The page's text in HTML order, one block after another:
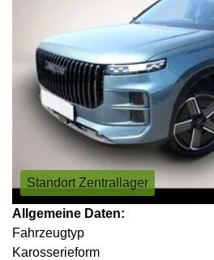
Standort Zentrallager
Allgemeine Daten:
Fahrzeugtyp
Karosserieform